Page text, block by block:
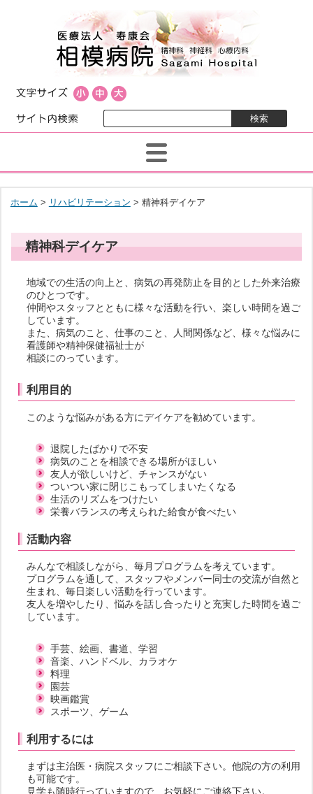
ホーム > リハビリテーション > 精神科デイケア
精神科デイケア
地域での生活の向上と、病気の再発防止を目的とした外来治療
のひとつです。
仲間やスタッフとともに様々な活動を行い、楽しい時間を過ご
しています。
また、病気のこと、仕事のこと、人間関係など、様々な悩みに
看護師や精神保健福祉士が
相談にのっています。
利用目的
このような悩みがある方にデイケアを勧めています。
退院したばかりで不安
病気のことを相談できる場所がほしい
友人が欲しいけど、チャンスがない
ついつい家に閉じこもってしまいたくなる
生活のリズムをつけたい
栄養バランスの考えられた給食が食べたい
活動内容
みんなで相談しながら、毎月プログラムを考えています。
プログラムを通して、スタッフやメンバー同士の交流が自然と
生まれ、毎日楽しい活動を行っています。
友人を増やしたり、悩みを話し合ったりと充実した時間を過ご
しています。
手芸、絵画、書道、学習
音楽、ハンドベル、カラオケ
料理
園芸
映画鑑賞
スポーツ、ゲーム
利用するには
まずは主治医・病院スタッフにご相談下さい。他院の方の利用
も可能です。
見学も随時行っていますので、お気軽にご連絡下さい。